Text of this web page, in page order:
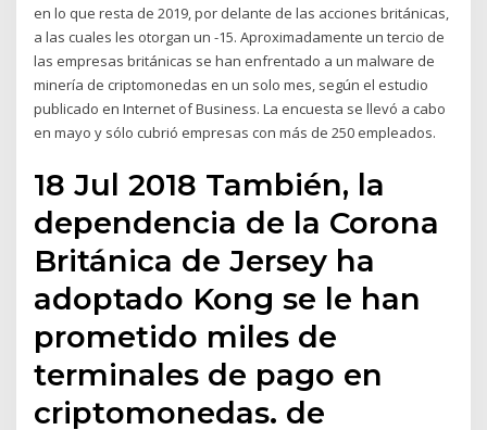
en lo que resta de 2019, por delante de las acciones británicas,
a las cuales les otorgan un -15. Aproximadamente un tercio de
las empresas británicas se han enfrentado a un malware de
minería de criptomonedas en un solo mes, según el estudio
publicado en Internet of Business. La encuesta se llevó a cabo
en mayo y sólo cubrió empresas con más de 250 empleados.
18 Jul 2018 También, la
dependencia de la Corona
Británica de Jersey ha
adoptado Kong se le han
prometido miles de
terminales de pago en
criptomonedas. de